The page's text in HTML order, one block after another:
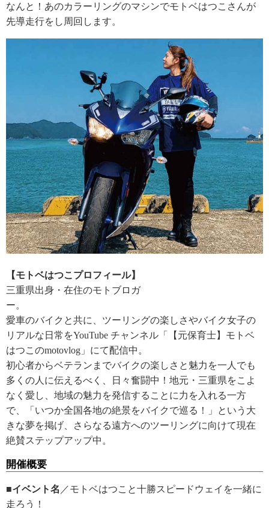
なんと！あのカラーリングのマシンでモトベはつこさんが
先導走行をし周回します。
【モトベはつこプロフィール】
三重県出身・在住のモトブロガ
ー。
愛車のバイクと共に、ツーリングの楽しさやバイク女子の
リアルな日常をYouTube チャンネル「【元保育士】モトベ
はつこのmotovlog」にて配信中。
初心者からベテランまでバイクの楽しさと魅力を一人でも
多くの人に伝えるべく、日々奮闘中！地元・三重県をこよ
なく愛し、地域の魅力を発信することに力を入れる一方
で、「いつか全国各地の絶景をバイクで巡る！」という大
きな夢を掲げ、さらなる遠方へのツーリングに向けて現在
絶賛ステップアップ中。
開催概要
■イベント名 ／モトベはつこと十勝スピードウェイを一緒に
走ろう！